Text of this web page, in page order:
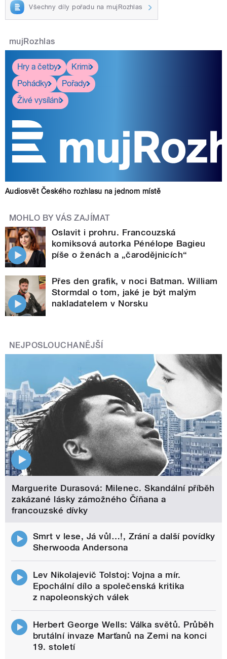
Všechny díly pořadu na mujRozhlas
mujRozhlas
Hry a četby
Krimi
Pohádky
Pořady
Živé vysílání
Audiosvět Českého rozhlasu na jednom místě
MOHLO BY VÁS ZAJÍMAT
Oslavit i prohru. Francouzská
komiksová autorka Pénélope Bagieu
píše o ženách a „čarodějnicích“
Přes den grafik, v noci Batman. William
Stormdal o tom, jaké je být malým
nakladatelem v Norsku
NEJPOSLOUCHANĚJŠÍ
Marguerite Durasová: Milenec. Skandální příběh
zakázané lásky zámožného Číňana a
francouzské dívky
Smrt v lese, Já vůl…!, Zrání a další povídky
Sherwooda Andersona
Lev Nikolajevič Tolstoj: Vojna a mír.
Epochální dílo a společenská kritika
z napoleonských válek
Herbert George Wells: Válka světů. Průběh
brutální invaze Marťanů na Zemi na konci
19. století